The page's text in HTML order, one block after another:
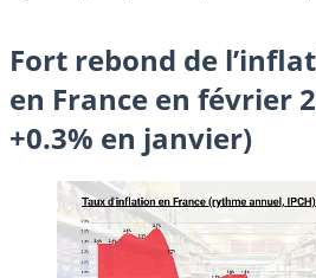
Fort rebond de
en France en février
+0.3% en janvier)